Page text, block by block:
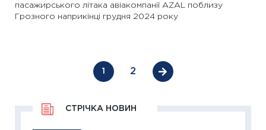
пасажирського літака авіакомпанії AZAL поблизу
Грозного наприкінці грудня 2024 року
1 2
СТРІЧКА НОВИН